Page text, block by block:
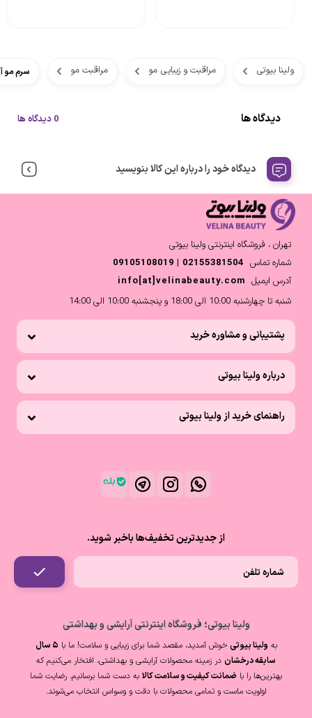
ولینا بیوتی مراقبت و زیبایی مو مراقبت مو سرم مو
دیدگاه ها 0 دیدگاه ها
دیدگاه خود را درباره این کالا بنویسید
تهران ، فروشگاه اینترنتی ولینا بیوتی
شماره تماس 02155381504 | 09105108019
آدرس ایمیل info[at]velinabeauty.com
شنبه تا چهارشنبه 10:00 الی 18:00 و پنجشنبه 10:00 الی 14:00
پشتیبانی و مشاوره خرید
درباره ولینا بیوتی
راهنمای خرید از ولینا بیوتی
از جدیدترین تخفیف‌ها باخبر شوید.
ولینا بیوتی؛ فروشگاه اینترنتی آرایشی و بهداشتی
به ولینا بیوتی خوش آمدید، مقصد شما برای زیبایی و سلامت! ما با
۵ سال
سابقه درخشان در زمینه محصولات آرایشی و بهداشتی، افتخار می‌کنیم که
بهترین‌ها را با ضمانت کیفیت و سلامت کالا به دست شما برسانیم. رضایت شما
اولویت ماست و تمامی محصولات با دقت و وسواس انتخاب می‌شوند.